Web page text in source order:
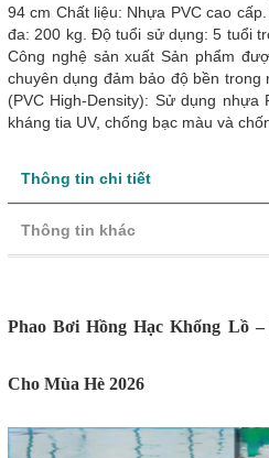
94 cm Chất liệu: Nhựa PVC cao
đa: 200 kg. Độ tuổi sử dụng: 5 tuổi
Công nghệ sản xuất Sản phẩm
chuyên dụng đảm bảo độ bền
(PVC High-Density): Sử dụng nhựa
kháng tia UV, chống bạc màu và
Thông tin chi tiết
Thông tin khác
Phao Bơi Hồng Hạc Khổng Lồ
Cho Mùa Hè 2026